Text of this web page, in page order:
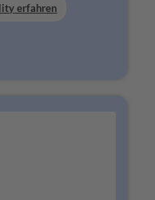
erfahren